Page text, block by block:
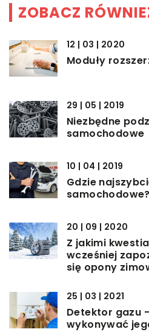
ZOBACZ
12 | 03 | 2020
Moduły
29 | 05 | 2019
Niezbędne
samochodowe
10 | 04 | 2019
Gdzie
samochodowe?
20 | 09 | 2020
Z jakimi
wcześniej
się opony
25 | 03 | 2021
Detektor gazu
wykonywać